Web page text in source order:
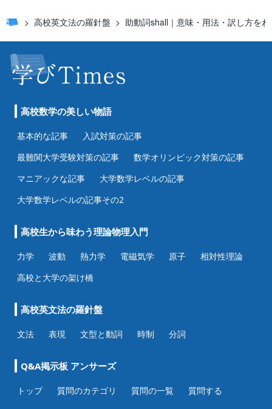
高校英文法の羅針盤 助動詞shall｜意味・用法・訳し方を
高校数学の美しい物語
基本的な記事
入試対策の記事
最難関大学受験対策の記事
数学オリンピック対策の記事
マニアックな記事
大学数学レベルの記事
大学数学レベルの記事その2
高校生から味わう理論物理入門
力学 波動 熱力学 電磁気学 原子
相対性理論
高校と大学の架け橋
高校英文法の羅針盤
文法 表現 文型と動詞 時制 分詞
Q&A掲示板 アンサーズ
トップ 質問のカテゴリ 質問の一覧 質問する